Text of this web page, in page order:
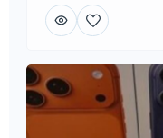
que necesitas darle
919602069.